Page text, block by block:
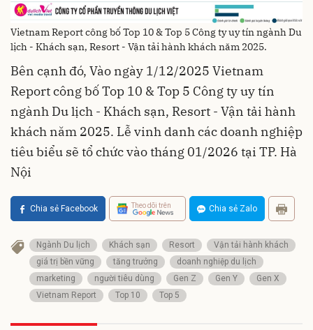
Vietnam Report công bố Top 10 & Top 5 Công ty uy tín ngành Du
lịch - Khách sạn, Resort - Vận tải hành khách năm 2025.
Bên cạnh đó, Vào ngày 1/12/2025 Vietnam
Report công bố Top 10 & Top 5 Công ty uy tín
ngành Du lịch - Khách sạn, Resort - Vận tải hành
khách năm 2025. Lễ vinh danh các doanh nghiệp
tiêu biểu sẽ tổ chức vào tháng 01/2026 tại TP. Hà
Nội
Chia sẻ Facebook Theo dõi trên Chia sẻ Zalo
Ngành Du lịch Khách sạn Resort
Vận tải hành khách
giá trị bền vững
tăng trưởng
doanh nghiệp du lịch
marketing
người tiêu dùng Gen Z Gen Y
Gen X
Vietnam Report
Top 10 Top 5